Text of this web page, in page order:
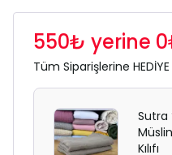
550₺ yerine
Tüm Siparişlerine HEDİYE
Sutra
Kılıfı